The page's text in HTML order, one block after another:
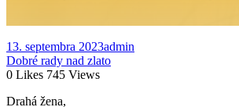
13. septembra 2023admin
Dobré rady nad zlato
0 Likes 745 Views
Drahá žena,